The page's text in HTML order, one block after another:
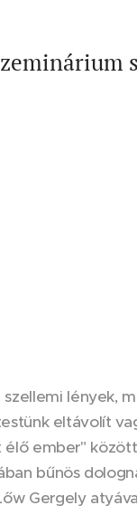
lények,
eltávolít
ember"
bűnös
Gergely